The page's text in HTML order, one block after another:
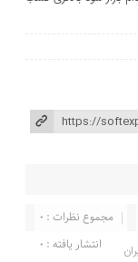
مجموع نظرات : 0
انتشار یافته : 0